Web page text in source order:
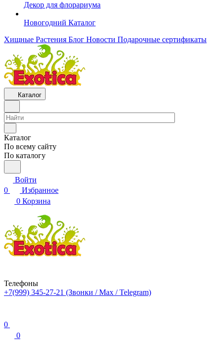
Декор для флорариума
Новогодний Каталог
Хищные Растения Блог Новости Подарочные сертификаты
Каталог
Каталог
По всему сайту
По каталогу
Войти
0
Избранное
0 Корзина
Телефоны
+7(999) 345-27-21 (Звонки / Max / Telegram)
0
0